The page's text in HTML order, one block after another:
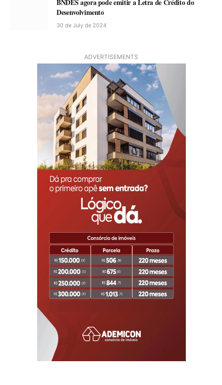
BNDES agora pode emitir a Letra de Crédito do
Desenvolvimento
30 de July de 2024
ADVERTISEMENTS